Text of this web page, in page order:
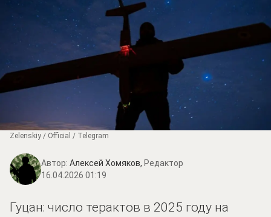
Zеlеnskiу / Оfficiаl / Telegram
Автор: Алексей Хомяков, Редактор
16.04.2026 01:19
Гуцан: число терактов в 2025 году на